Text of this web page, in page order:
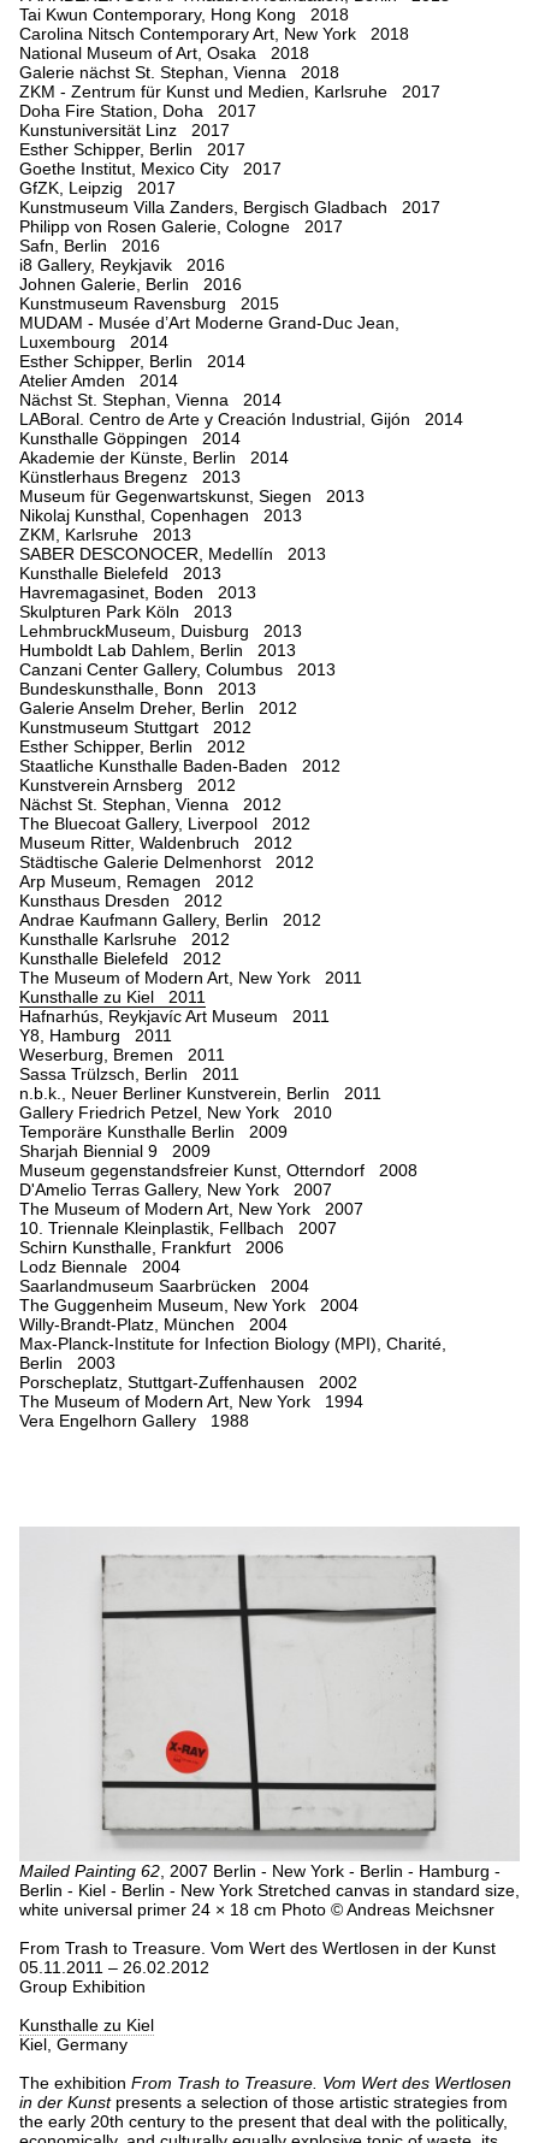
Tai Kwun Contemporary, Hong Kong 2018
Carolina Nitsch Contemporary Art, New York 2018
National Museum of Art, Osaka 2018
Galerie nächst St. Stephan, Vienna 2018
ZKM - Zentrum für Kunst und Medien, Karlsruhe 2017
Doha Fire Station, Doha 2017
Kunstuniversität Linz 2017
Esther Schipper, Berlin 2017
Goethe Institut, Mexico City 2017
GfZK, Leipzig 2017
Kunstmuseum Villa Zanders, Bergisch Gladbach 2017
Philipp von Rosen Galerie, Cologne 2017
Safn, Berlin 2016
i8 Gallery, Reykjavik 2016
Johnen Galerie, Berlin 2016
Kunstmuseum Ravensburg 2015
MUDAM - Musée d’Art Moderne Grand-Duc Jean,
Luxembourg 2014
Esther Schipper, Berlin 2014
Atelier Amden 2014
Nächst St. Stephan, Vienna 2014
LABoral. Centro de Arte y Creación Industrial, Gijón 2014
Kunsthalle Göppingen 2014
Akademie der Künste, Berlin 2014
Künstlerhaus Bregenz 2013
Museum für Gegenwartskunst, Siegen 2013
Nikolaj Kunsthal, Copenhagen 2013
ZKM, Karlsruhe 2013
SABER DESCONOCER, Medellín 2013
Kunsthalle Bielefeld 2013
Havremagasinet, Boden 2013
Skulpturen Park Köln 2013
LehmbruckMuseum, Duisburg 2013
Humboldt Lab Dahlem, Berlin 2013
Canzani Center Gallery, Columbus 2013
Bundeskunsthalle, Bonn 2013
Galerie Anselm Dreher, Berlin 2012
Kunstmuseum Stuttgart 2012
Esther Schipper, Berlin 2012
Staatliche Kunsthalle Baden-Baden 2012
Kunstverein Arnsberg 2012
Nächst St. Stephan, Vienna 2012
The Bluecoat Gallery, Liverpool 2012
Museum Ritter, Waldenbruch 2012
Städtische Galerie Delmenhorst 2012
Arp Museum, Remagen 2012
Kunsthaus Dresden 2012
Andrae Kaufmann Gallery, Berlin 2012
Kunsthalle Karlsruhe 2012
Kunsthalle Bielefeld 2012
The Museum of Modern Art, New York 2011
Kunsthalle zu Kiel 2011
Hafnarhús, Reykjavíc Art Museum 2011
Y8, Hamburg 2011
Weserburg, Bremen 2011
Sassa Trülzsch, Berlin 2011
n.b.k., Neuer Berliner Kunstverein, Berlin 2011
Gallery Friedrich Petzel, New York 2010
Temporäre Kunsthalle Berlin 2009
Sharjah Biennial 9 2009
Museum gegenstandsfreier Kunst, Otterndorf 2008
D'Amelio Terras Gallery, New York 2007
The Museum of Modern Art, New York 2007
10. Triennale Kleinplastik, Fellbach 2007
Schirn Kunsthalle, Frankfurt 2006
Lodz Biennale 2004
Saarlandmuseum Saarbrücken 2004
The Guggenheim Museum, New York 2004
Willy-Brandt-Platz, München 2004
Max-Planck-Institute for Infection Biology (MPI), Charité,
Berlin 2003
Porscheplatz, Stuttgart-Zuffenhausen 2002
The Museum of Modern Art, New York 1994
Vera Engelhorn Gallery 1988
Mailed Painting 62 , 2007 Berlin - New York - Berlin - Hamburg -
Berlin - Kiel - Berlin - New York Stretched canvas in standard size,
white universal primer 24 × 18 cm Photo © Andreas Meichsner
From Trash to Treasure. Vom Wert des Wertlosen in der Kunst
05.11.2011 – 26.02.2012
Group Exhibition
Kunsthalle zu Kiel
Kiel, Germany
The exhibition From Trash to Treasure. Vom Wert des Wertlosen
in der Kunstpresents a selection of those artistic strategies from
the early 20th century to the present that deal with the politically,